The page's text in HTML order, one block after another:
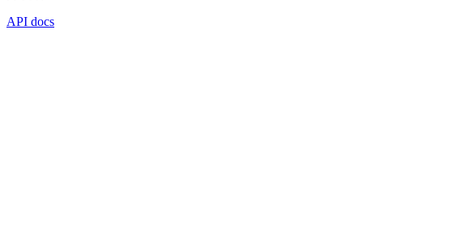
API docs